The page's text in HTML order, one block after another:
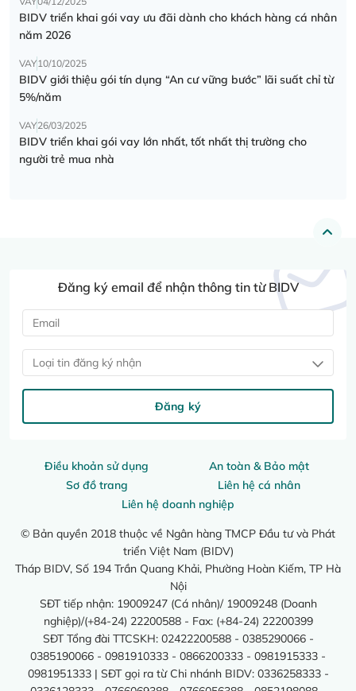
BIDV triển khai gói vay ưu đãi dành cho khách hàng cá nhân
năm 2026
VAY10/10/2025
BIDV giới thiệu gói tín dụng “An cư vững bước” lãi suất chỉ từ
5%/năm
VAY26/03/2025
BIDV triển khai gói vay lớn nhất, tốt nhất thị trường cho
người trẻ mua nhà
Điều khoản sử dụng
An toàn & Bảo mật
Sơ đồ trang
Liên hệ cá nhân
Liên hệ doanh nghiệp
© Bản quyền 2018 thuộc về Ngân hàng TMCP Đầu tư và Phát
triển Việt Nam (BIDV)
Tháp BIDV, Số 194 Trần Quang Khải, Phường Hoàn Kiếm, TP Hà
Nội
SĐT tiếp nhận: 19009247 (Cá nhân)/ 19009248 (Doanh
nghiệp)/(+84-24) 22200588 - Fax: (+84-24) 22200399
SĐT Tổng đài TTCSKH: 02422200588 - 0385290066 -
0385190066 - 0981910333 - 0866200333 - 0981915333 -
0981951333 | SĐT gọi ra từ Chi nhánh BIDV: 0336258333 -
Đăng ký email để nhận thông tin từ BIDV
Loại tin đăng ký nhận
Đăng ký